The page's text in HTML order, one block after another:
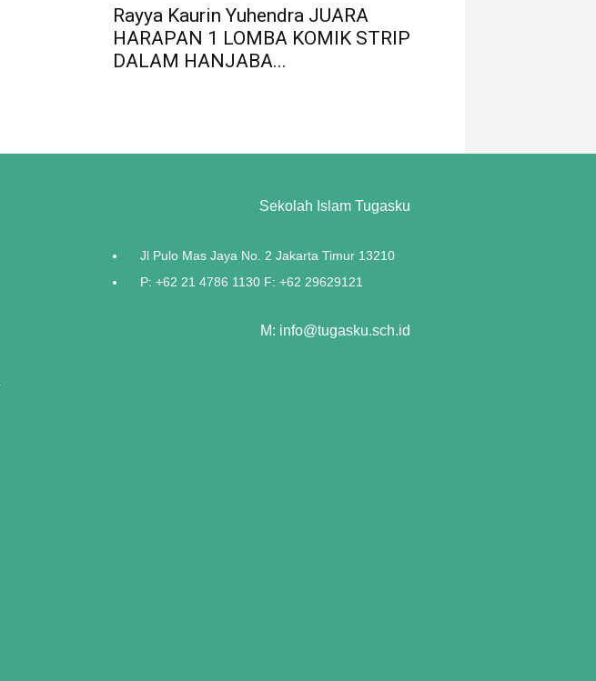
Rayya Kaurin Yuhendra JUARA
HARAPAN 1 LOMBA KOMIK STRIP
DALAM HANJABA...
Sekolah Islam Tugasku
Jl Pulo Mas Jaya No. 2 Jakarta Timur 13210
P: +62 21 4786 1130 F: +62 29629121
M: info@tugasku.sch.id